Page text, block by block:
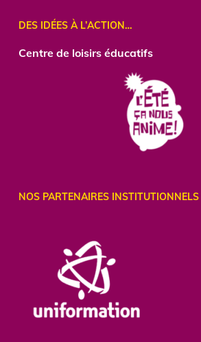
DES IDÉES À L’ACTION…
Centre de loisirs éducatifs
NOS PARTENAIRES INSTITUTIONNELS